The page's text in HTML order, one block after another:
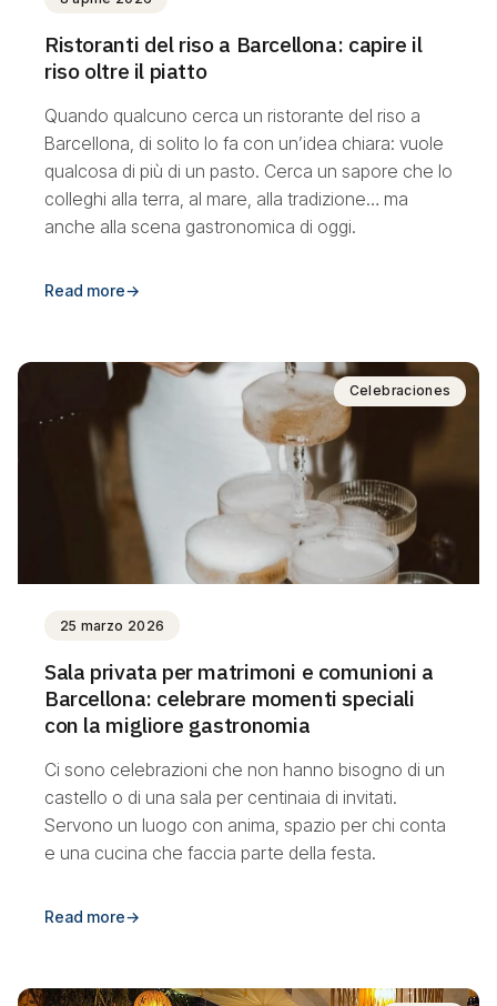
Ristoranti del riso a Barcellona: capire il
riso oltre il piatto
Quando qualcuno cerca un ristorante del riso a
Barcellona, di solito lo fa con un’idea chiara: vuole
qualcosa di più di un pasto. Cerca un sapore che lo
colleghi alla terra, al mare, alla tradizione… ma
anche alla scena gastronomica di oggi.
Read more→
Celebraciones
25 marzo 2026
Sala privata per matrimoni e comunioni a
Barcellona: celebrare momenti speciali
con la migliore gastronomia
Ci sono celebrazioni che non hanno bisogno di un
castello o di una sala per centinaia di invitati.
Servono un luogo con anima, spazio per chi conta
e una cucina che faccia parte della festa.
Read more→